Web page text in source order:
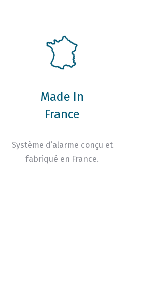
Made In
France
Système d’alarme conçu et
fabriqué en France.